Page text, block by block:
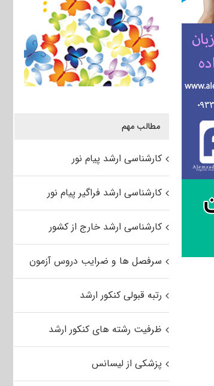
مطالب مهم
کارشناسی ارشد پیام نور
کارشناسی ارشد فراگیر پیام نور
کارشناسی ارشد خارج از کشور
سرفصل ها و ضرایب دروس آزمون
رتبه قبولی کنکور ارشد
ظرفیت رشته های کنکور ارشد
پزشکی از لیسانس